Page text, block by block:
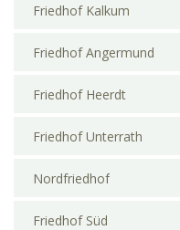
Friedhof Kalkum
Friedhof Angermund
Friedhof Heerdt
Friedhof Unterrath
Nordfriedhof
Friedhof Süd